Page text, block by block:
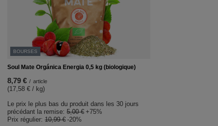
BOURSES
Soul Mate Orgánica Energia 0,5 kg (biologique)
8,79 € / article
(17,58 € / kg)
Le prix le plus bas du produit dans les 30 jours
précédant la remise: 5,00 € +75%
Prix régulier: 10,99 € -20%